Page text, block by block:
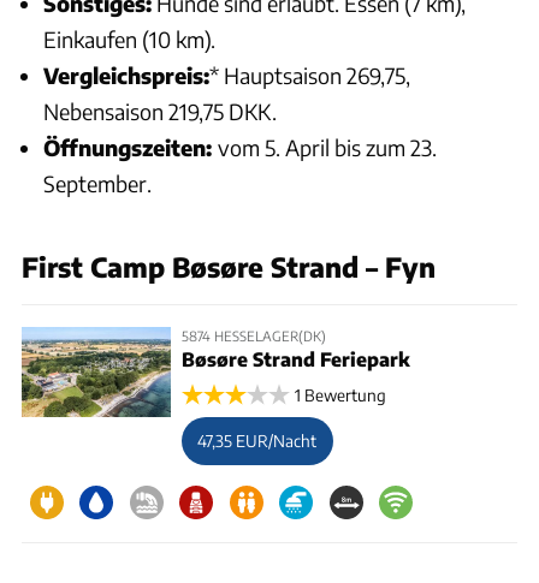
Einkaufen (10 km).
Vergleichspreis:* Hauptsaison 269,75,
Nebensaison 219,75 DKK.
Öffnungszeiten: vom 5. April bis zum 23.
September.
First Camp Bøsøre Strand – Fyn
5874 HESSELAGER(DK)
Bøsøre Strand Feriepark
1 Bewertung
47,35 EUR/Nacht